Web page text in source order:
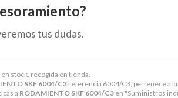
en stock, recogida en tienda.
SKF 6004/C3referencia 6004/C3, pertenece a
a RODAMIENTO SKF 6004/C3 en "Suministros
tus dudas.